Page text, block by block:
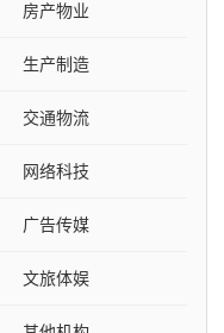
房产物业
生产制造
交通物流
网络科技
广告传媒
文旅体娱